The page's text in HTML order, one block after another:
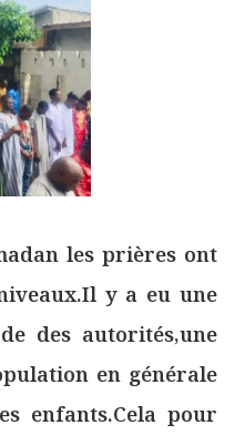
les prières ont
y a eu une
des autorités,une
en générale
enfants.Cela pour